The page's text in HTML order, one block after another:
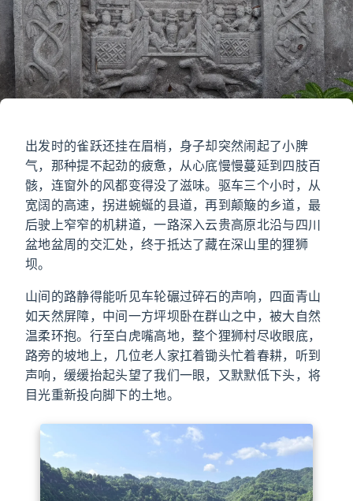
出发时的雀跃还挂在眉梢，身子却突然闹起了小脾
气，那种提不起劲的疲惫，从心底慢慢蔓延到四肢百
骸，连窗外的风都变得没了滋味。驱车三个小时，从
宽阔的高速，拐进蜿蜒的县道，再到颠簸的乡道，最
后驶上窄窄的机耕道，一路深入云贵高原北沿与四川
盆地盆周的交汇处，终于抵达了藏在深山里的狸狮
坝。
山间的路静得能听见车轮碾过碎石的声响，四面青山
如天然屏障，中间一方坪坝卧在群山之中，被大自然
温柔环抱。行至白虎嘴高地，整个狸狮村尽收眼底，
路旁的坡地上，几位老人家扛着锄头忙着春耕，听到
声响，缓缓抬起头望了我们一眼，又默默低下头，将
目光重新投向脚下的土地。